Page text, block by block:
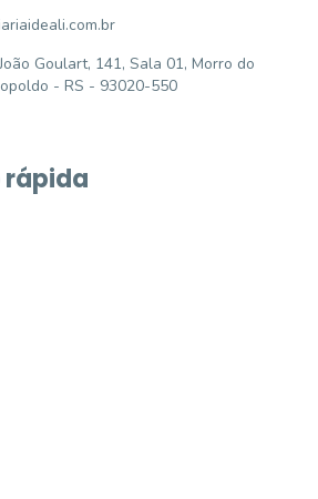
Goulart, 141, Sala 01, Morro do
- RS - 93020-550
rápida